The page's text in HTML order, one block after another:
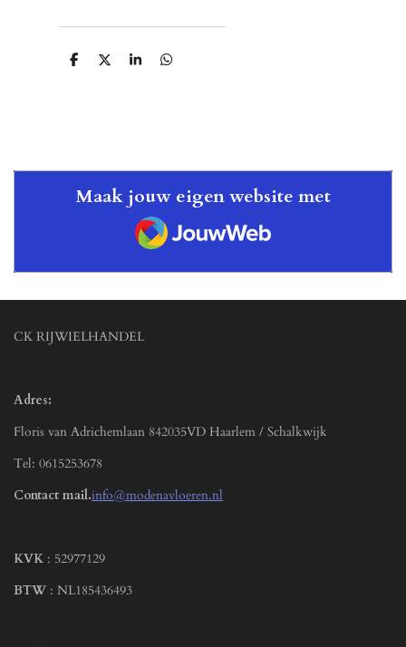
D
D
S
D
Maak jouw eigen website met
JouwWeb
CK RIJWIELHANDEL
Adres:
Floris van Adrichemlaan 842035VD Haarlem / Schalkwijk
Tel: 0615253678
Contact mail.info@modenavloeren.nl
KVK : 52977129
BTW : NL185436493